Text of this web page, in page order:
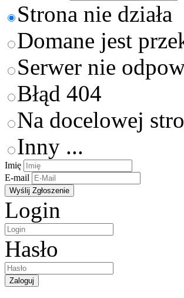
Strona nie działa
Domane jest
Serwer nie
Błąd 404
Na docelowej
Inny ...
Imię
E-mail
Login
Hasło